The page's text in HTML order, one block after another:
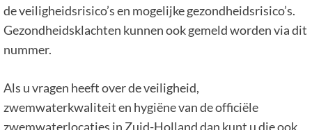
de veiligheidsrisico’s en mogelijke gezondheidsrisico’s.
Gezondheidsklachten kunnen ook gemeld worden via dit
nummer.
Als u vragen heeft over de veiligheid,
zwemwaterkwaliteit en hygiëne van de officiële
zwemwaterlocaties in Zuid-Holland dan kunt u die ook